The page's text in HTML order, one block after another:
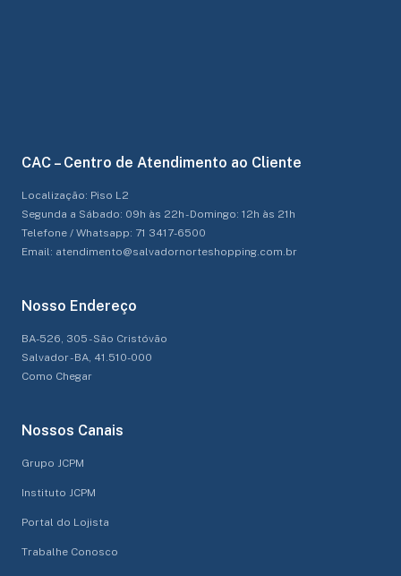
CAC – Centro de Atendimento ao Cliente
Localização: Piso L2
Segunda a Sábado: 09h às 22h - Domingo: 12h às 21h
Telefone / Whatsapp: 71 3417-6500
Email: atendimento@salvadornorteshopping.com.br
Nosso Endereço
BA-526, 305 - São Cristóvão
Salvador - BA, 41.510-000
Como Chegar
Nossos Canais
Grupo JCPM
Instituto JCPM
Portal do Lojista
Trabalhe Conosco